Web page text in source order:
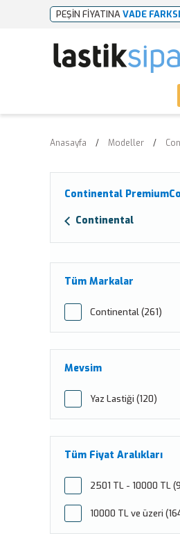
PEŞİN FİYATINAVADE
Anasayfa Modeller
Continental
Continental
Tüm Markalar
Continental (261)
Mevsim
Yaz Lastiği (120)
Tüm Fiyat Aralıkları
2501 TL - 10000 TL
10000 TL ve üzeri